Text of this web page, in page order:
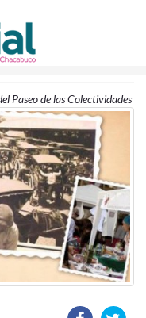
Paseo de las Colectividades